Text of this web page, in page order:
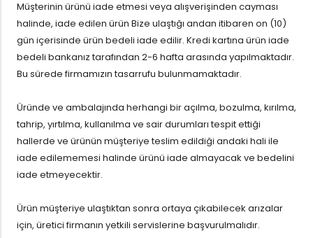
Müşterinin ürünü iade etmesi veya alışverişinden cayması
halinde, iade edilen ürün Bize ulaştığı andan itibaren on (10)
gün içerisinde ürün bedeli iade edilir. Kredi kartına ürün iade
bedeli bankanız tarafından 2-6 hafta arasında yapılmaktadır.
Bu sürede firmamızın tasarrufu bulunmamaktadır.
Üründe ve ambalajında herhangi bir açılma, bozulma, kırılma,
tahrip, yırtılma, kullanılma ve sair durumları tespit ettiği
hallerde ve ürünün müşteriye teslim edildiği andaki hali ile
iade edilememesi halinde ürünü iade almayacak ve bedelini
iade etmeyecektir.
Ürün müşteriye ulaştıktan sonra ortaya çıkabilecek arızalar
için, üretici firmanın yetkili servislerine başvurulmalıdır.